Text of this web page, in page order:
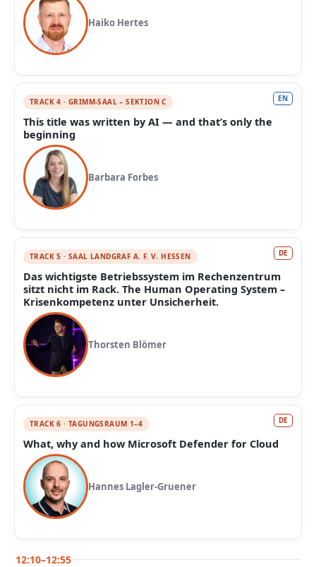
Haiko Hertes
TRACK 4 · GRIMM-SAAL – SEKTION C EN
This title was written by AI — and that’s only the
beginning
Barbara Forbes
TRACK 5 · SAAL LANDGRAF A. F. V. HESSEN DE
Das wichtigste Betriebssystem im Rechenzentrum
sitzt nicht im Rack. The Human Operating System –
Krisenkompetenz unter Unsicherheit.
Thorsten Blömer
TRACK 6 · TAGUNGSRAUM 1–4 DE
What, why and how Microsoft Defender for Cloud
Hannes Lagler-Gruener
12:10–12:55